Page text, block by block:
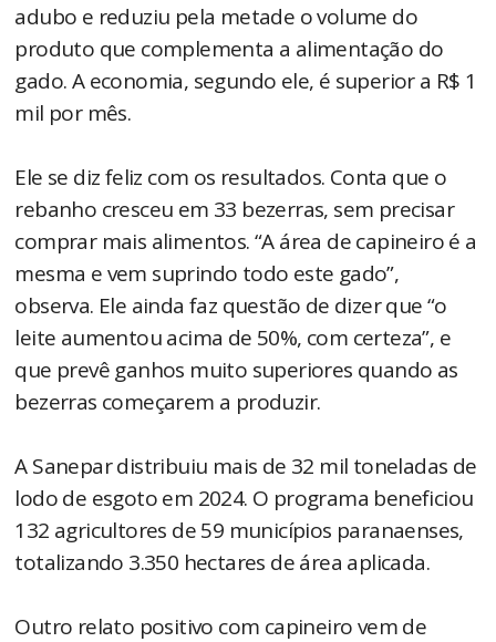
adubo e reduziu pela metade o volume do
produto que complementa a alimentação do
gado. A economia, segundo ele, é superior a R$ 1
mil por mês.
Ele se diz feliz com os resultados. Conta que o
rebanho cresceu em 33 bezerras, sem precisar
comprar mais alimentos. “A área de capineiro é a
mesma e vem suprindo todo este gado”,
observa. Ele ainda faz questão de dizer que “o
leite aumentou acima de 50%, com certeza”, e
que prevê ganhos muito superiores quando as
bezerras começarem a produzir.
A Sanepar distribuiu mais de 32 mil toneladas de
lodo de esgoto em 2024. O programa beneficiou
132 agricultores de 59 municípios paranaenses,
totalizando 3.350 hectares de área aplicada.
Outro relato positivo com capineiro vem de